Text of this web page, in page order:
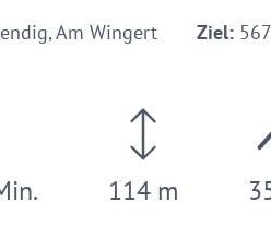
Am Wingert Ziel:
114 m